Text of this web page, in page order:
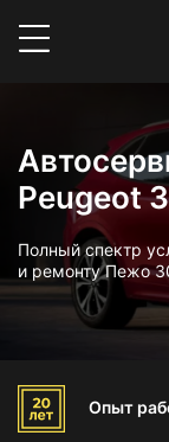
Peugeot
Полный спектр
и ремонту Пежо
Опыт